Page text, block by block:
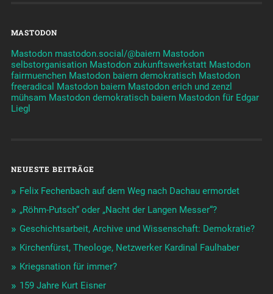
MASTODON
Mastodon mastodon.social/@baiern Mastodon
selbstorganisation Mastodon zukunftswerkstatt Mastodon
fairmuenchen Mastodon baiern demokratisch Mastodon
freeradical Mastodon baiern Mastodon erich und zenzl
mühsam Mastodon demokratisch baiern Mastodon für Edgar
Liegl
NEUESTE BEITRÄGE
Felix Fechenbach auf dem Weg nach Dachau ermordet
„Röhm-Putsch“ oder „Nacht der Langen Messer“?
Geschichtsarbeit, Archive und Wissenschaft: Demokratie?
Kirchenfürst, Theologe, Netzwerker Kardinal Faulhaber
Kriegsnation für immer?
159 Jahre Kurt Eisner